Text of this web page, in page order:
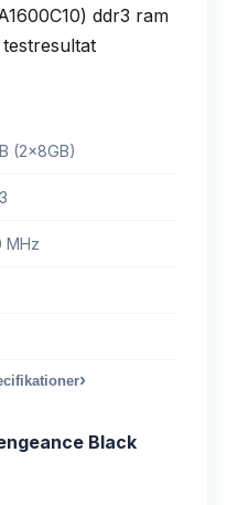
(2x8GB)
MHz
›
Black